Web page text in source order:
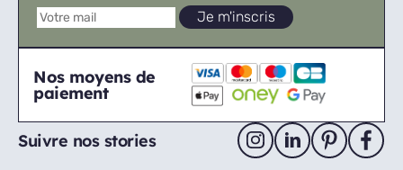
Nos moyens de
paiement
Suivre nos stories